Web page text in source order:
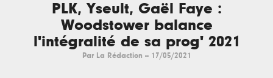
PLK, Yseult, Gaël Faye :
Woodstower balance
l'intégralité de sa prog' 2021
Par La Rédaction -- 17/05/2021